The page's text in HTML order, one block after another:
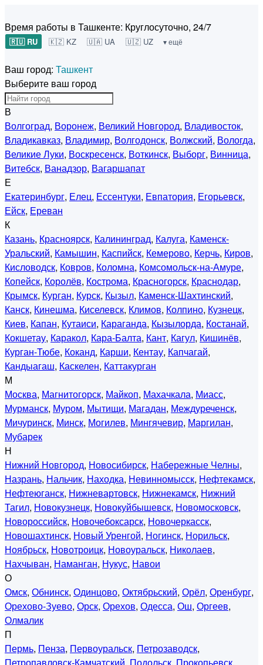
Время работы в Ташкенте: Круглосуточно, 24/7
🇷🇺 RU 🇰🇿 KZ 🇺🇦 UA 🇺🇿 UZ ▾ ещё
Ваш город: Ташкент
Выберите ваш город
В
Волгоград, Воронеж, Великий Новгород, Владивосток,
Владикавказ, Владимир, Волгодонск, Волжский, Вологда,
Великие Луки, Воскресенск, Воткинск, Выборг, Винница,
Витебск, Ванадзор, Вагаршапат
Е
Екатеринбург, Елец, Ессентуки, Евпатория, Егорьевск,
Ейск, Ереван
К
Казань, Красноярск, Калининград, Калуга, Каменск-
Уральский, Камышин, Каспийск, Кемерово, Керчь, Киров,
Кисловодск, Ковров, Коломна, Комсомольск-на-Амуре,
Копейск, Королёв, Кострома, Красногорск, Краснодар,
Крымск, Курган, Курск, Кызыл, Каменск-Шахтинский,
Канск, Кинешма, Киселевск, Климов, Колпино, Кузнецк,
Киев, Капан, Кутаиси, Караганда, Кызылорда, Костанай,
Кокшетау, Каракол, Кара-Балта, Кант, Кагул, Кишинёв,
Курган-Тюбе, Коканд, Карши, Кентау, Капчагай,
Кандыагаш, Каскелен, Каттакурган
М
Москва, Магнитогорск, Майкоп, Махачкала, Миасс,
Мурманск, Муром, Мытищи, Магадан, Междуреченск,
Мичуринск, Минск, Могилев, Мингячевир, Маргилан,
Мубарек
Н
Нижний Новгород, Новосибирск, Набережные Челны,
Назрань, Нальчик, Находка, Невинномысск, Нефтекамск,
Нефтеюганск, Нижневартовск, Нижнекамск, Нижний
Тагил, Новокузнецк, Новокуйбышевск, Новомосковск,
Новороссийск, Новочебоксарск, Новочеркасск,
Новошахтинск, Новый Уренгой, Ногинск, Норильск,
Ноябрьск, Новотроицк, Новоуральск, Николаев,
Нахчыван, Наманган, Нукус, Навои
О
Омск, Обнинск, Одинцово, Октябрьский, Орёл, Оренбург,
Орехово-Зуево, Орск, Орехов, Одесса, Ош, Оргеев,
Олмалик
П
Пермь, Пенза, Первоуральск, Петрозаводск,